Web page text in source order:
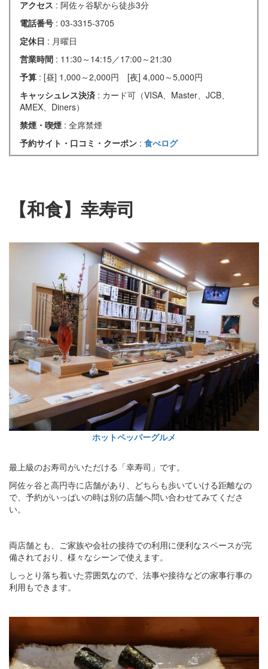
アクセス : 阿佐ヶ谷駅から徒歩3分
電話番号 : 03-3315-3705
定休日 : 月曜日
営業時間 : 11:30～14:15／17:00～21:30
予算 : [昼] 1,000～2,000円 [夜] 4,000～5,000円
キャッシュレス決済 : カード可（VISA、Master、JCB、
AMEX、Diners）
禁煙・喫煙 : 全席禁煙
予約サイト・口コミ・クーポン : 食べログ
【和食】幸寿司
ホットペッパーグルメ
最上級のお寿司がいただける「幸寿司」です。
阿佐ヶ谷と高円寺に店舗があり、どちらも歩いていける距離なの
で、予約がいっぱいの時は別の店舗へ問い合わせてみてくださ
い。
両店舗とも、ご家族や会社の接待での利用に便利なスペースが完
備されており、様々なシーンで使えます。
しっとり落ち着いた雰囲気なので、法事や接待などの家事行事の
利用もできます。